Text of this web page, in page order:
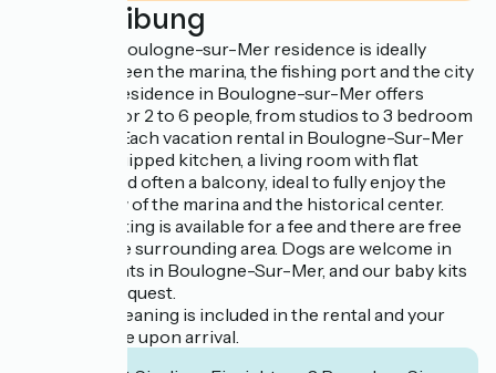
Beschreibung
The Evancy Boulogne-sur-Mer residence is ideally
located between the marina, the fishing port and the city
center. Our residence in Boulogne-sur-Mer offers
apartments for 2 to 6 people, from studios to 3 bedroom
apartments. Each vacation rental in Boulogne-Sur-Mer
has a fully equipped kitchen, a living room with flat
screen TV and often a balcony, ideal to fully enjoy the
beautiful view of the marina and the historical center.
Covered parking is available for a fee and there are free
options in the surrounding area. Dogs are welcome in
our apartments in Boulogne-Sur-Mer, and our baby kits
are free on request.
End of stay cleaning is included in the rental and your
beds are made upon arrival.